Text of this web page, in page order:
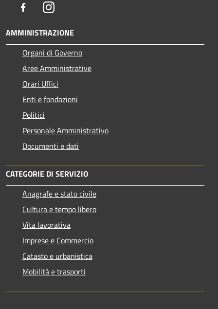
FacebookInstagram
AMMINISTRAZIONE
Organi di Governo
Aree Amministrative
Orari Uffici
Enti e fondazioni
Politici
Personale Amministrativo
Documenti e dati
CATEGORIE DI SERVIZIO
Anagrafe e stato civile
Cultura e tempo libero
Vita lavorativa
Imprese e Commercio
Catasto e urbanistica
Mobilità e trasporti